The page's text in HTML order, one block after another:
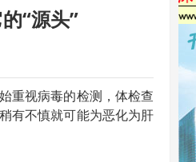
“源头”
重视病毒的检测，体检查
有不慎就可能为恶化为肝